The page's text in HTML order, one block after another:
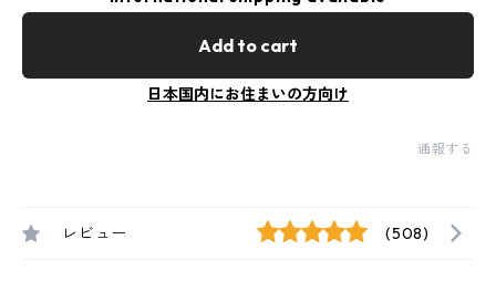
Add to cart
日本国内にお住まいの方向け
通報する
レビュー (508)